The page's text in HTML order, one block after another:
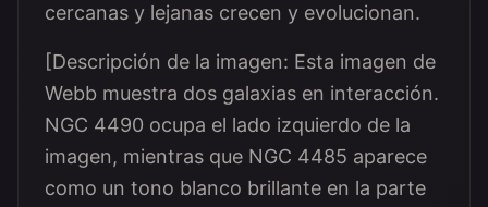
cercanas y lejanas crecen y evolucionan.
[Descripción de la imagen: Esta imagen de
Webb muestra dos galaxias en interacción.
NGC 4490 ocupa el lado izquierdo de la
imagen, mientras que NGC 4485 aparece
como un tono blanco brillante en la parte